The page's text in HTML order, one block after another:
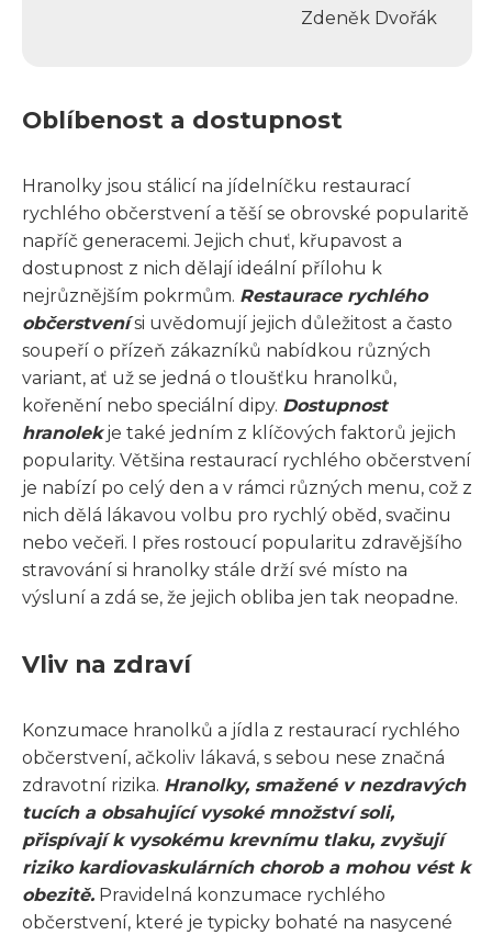
Zdeněk Dvořák
Oblíbenost a dostupnost
Hranolky jsou stálicí na jídelníčku restaurací
rychlého občerstvení a těší se obrovské popularitě
napříč generacemi. Jejich chuť, křupavost a
dostupnost z nich dělají ideální přílohu k
nejrůznějším pokrmům. Restaurace rychlého
občerstvenísi uvědomují jejich důležitost a často
soupeří o přízeň zákazníků nabídkou různých
variant, ať už se jedná o tloušťku hranolků,
kořenění nebo speciální dipy. Dostupnost
hranolekje také jedním z klíčových faktorů jejich
popularity. Většina restaurací rychlého občerstvení
je nabízí po celý den a v rámci různých menu, což z
nich dělá lákavou volbu pro rychlý oběd, svačinu
nebo večeři. I přes rostoucí popularitu zdravějšího
stravování si hranolky stále drží své místo na
výsluní a zdá se, že jejich obliba jen tak neopadne.
Vliv na zdraví
Konzumace hranolků a jídla z restaurací rychlého
občerstvení, ačkoliv lákavá, s sebou nese značná
zdravotní rizika. Hranolky, smažené v nezdravých
tucích a obsahující vysoké množství soli,
přispívají k vysokému krevnímu tlaku, zvyšují
riziko kardiovaskulárních chorob a mohou vést k
obezitě. Pravidelná konzumace rychlého
občerstvení, které je typicky bohaté na nasycené